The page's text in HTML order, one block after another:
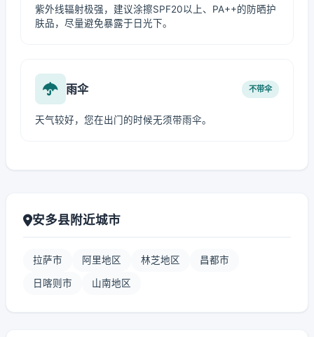
紫外线辐射极强，建议涂擦SPF20以上、PA++的防晒护
肤品，尽量避免暴露于日光下。
雨伞 不带伞
天气较好，您在出门的时候无须带雨伞。
安多县附近城市
拉萨市 阿里地区 林芝地区 昌都市
日喀则市 山南地区